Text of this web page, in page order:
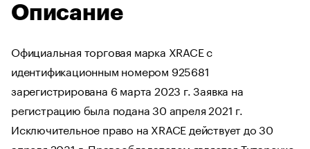
Описание
Официальная торговая марка XRACE с
идентификационным номером 925681
зарегистрирована 6 марта 2023 г. Заявка на
регистрацию была подана 30 апреля 2021 г.
Исключительное право на XRACE действует до 30